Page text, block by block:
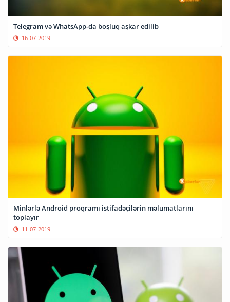
Telegram və WhatsApp-da boşluq aşkar edilib
16-07-2019
Minlərlə Android proqramı istifadəçilərin məlumatlarını
toplayır
11-07-2019